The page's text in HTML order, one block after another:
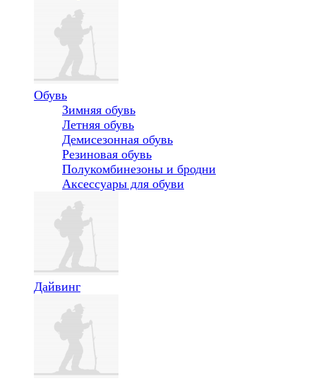
Обувь
Зимняя обувь
Летняя обувь
Демисезонная обувь
Резиновая обувь
Полукомбинезоны и бродни
Аксессуары для обуви
Дайвинг